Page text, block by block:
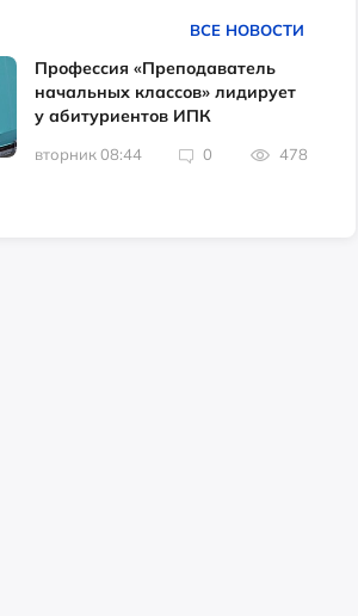
ВСЕ НОВОСТИ
Профессия «Преподаватель
начальных классов» лидирует
у абитуриентов ИПК
вторник 08:44 0 478